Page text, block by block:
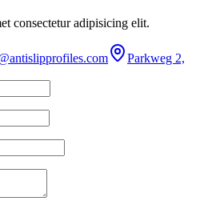
consectetur adipisicing elit.
Parkweg 2,